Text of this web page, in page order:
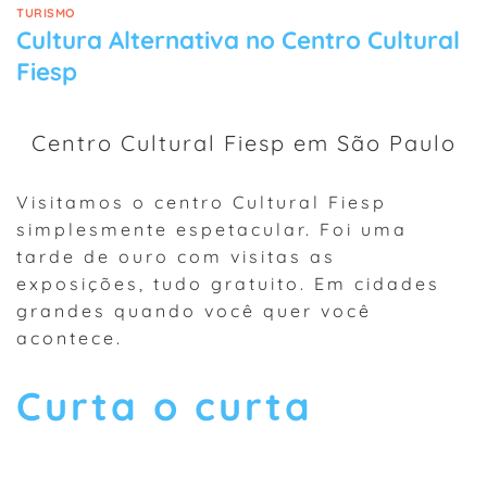
TURISMO
Cultura Alternativa no Centro Cultural
Fiesp
Centro Cultural Fiesp em São Paulo
Visitamos o centro Cultural Fiesp
simplesmente espetacular. Foi uma
tarde de ouro com visitas as
exposições, tudo gratuito. Em cidades
grandes quando você quer você
acontece.
Curta o curta